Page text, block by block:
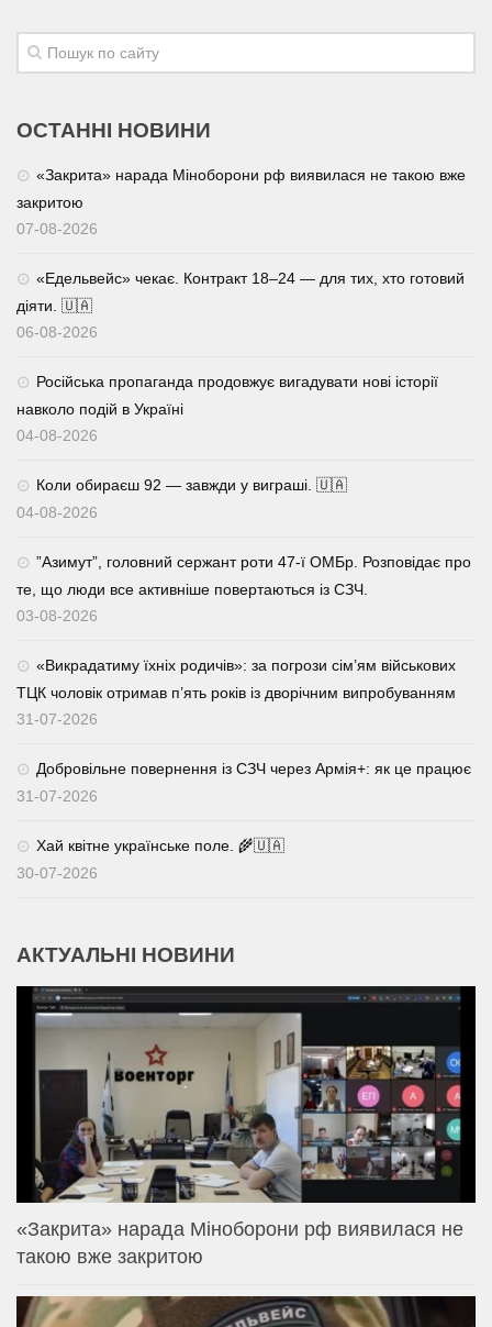
ОСТАННІ НОВИНИ
«Закрита» нарада Міноборони рф виявилася не такою вже
закритою
07-08-2026
«Едельвейс» чекає. Контракт 18–24 — для тих, хто готовий
діяти. 🇺🇦
06-08-2026
Російська пропаганда продовжує вигадувати нові історії
навколо подій в Україні
04-08-2026
Коли обираєш 92 — завжди у виграші. 🇺🇦
04-08-2026
⁨”Азимут”, головний сержант роти 47-ї ОМБр. Розповідає про
те, що люди все активніше повертаються із СЗЧ.
03-08-2026
«Викрадатиму їхніх родичів»: за погрози сім’ям військових
ТЦК чоловік отримав п’ять років із дворічним випробуванням
31-07-2026
Добровільне повернення із СЗЧ через Армія+: як це працює
31-07-2026
Хай квітне українське поле. 🌾🇺🇦
30-07-2026
АКТУАЛЬНІ НОВИНИ
«Закрита» нарада Міноборони рф виявилася не
такою вже закритою